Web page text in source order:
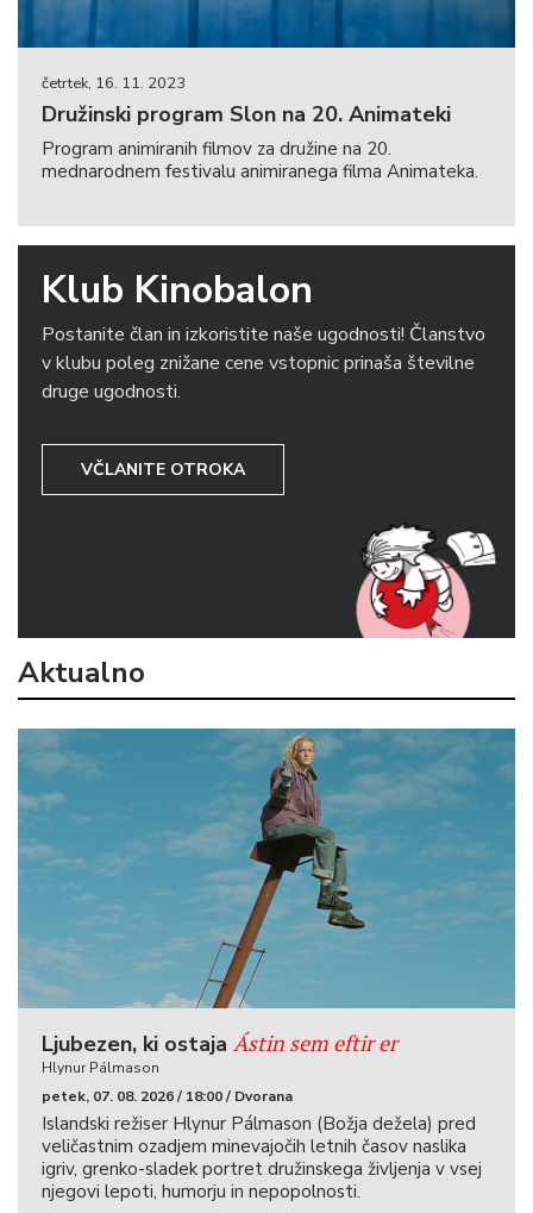
četrtek, 16. 11. 2023
Družinski program Slon na 20. Animateki
Program animiranih filmov za družine na 20.
mednarodnem festivalu animiranega filma Animateka.
Klub Kinobalon
Postanite član in izkoristite naše ugodnosti! Članstvo
v klubu poleg znižane cene vstopnic prinaša številne
druge ugodnosti.
VČLANITE OTROKA
Aktualno
Ljubezen, ki ostaja Ástin sem eftir er
Hlynur Pálmason
petek, 07. 08. 2026 / 18:00 / Dvorana
Islandski režiser Hlynur Pálmason (Božja dežela) pred
veličastnim ozadjem minevajočih letnih časov naslika
igriv, grenko-sladek portret družinskega življenja v vsej
njegovi lepoti, humorju in nepopolnosti.